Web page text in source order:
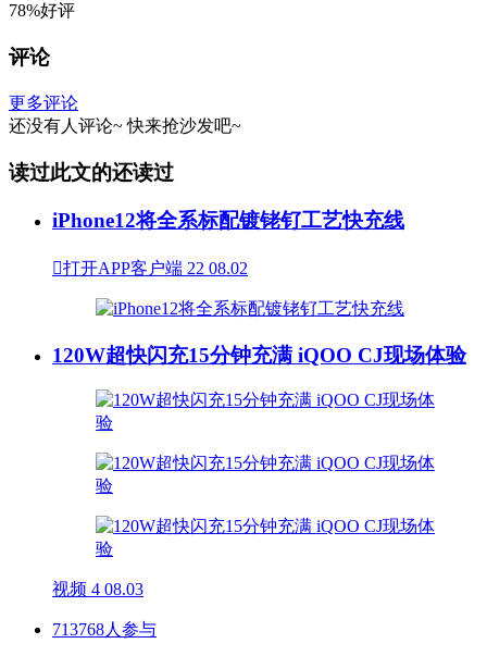
78%好评
评论
更多评论
还没有人评论~ 快来抢沙发吧~
读过此文的还读过
iPhone12将全系标配镀铑钌工艺快充线
打开APP客户端 22 08.02
120W超快闪充15分钟充满 iQOO CJ现场体验
视频 4 08.03
713768人参与